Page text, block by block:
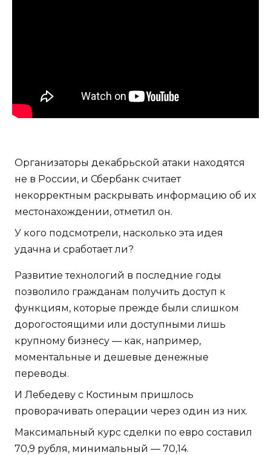
Организаторы декабрьской атаки находятся
не в России, и Сбербанк считает
некорректным раскрывать информацию об их
местонахождении, отметил он.
У кого подсмотрели, насколько эта идея
удачна и сработает ли?
Развитие технологий в последние годы
позволило гражданам получить доступ к
функциям, которые прежде были слишком
дорогостоящими или доступными лишь
крупному бизнесу — как, например,
моментальные и дешевые денежные
переводы.
И Лебедеву с Костиным пришлось
проворачивать операции через один из них.
Максимальный курс сделки по евро составил
70,9 рубля, минимальный — 70,14.